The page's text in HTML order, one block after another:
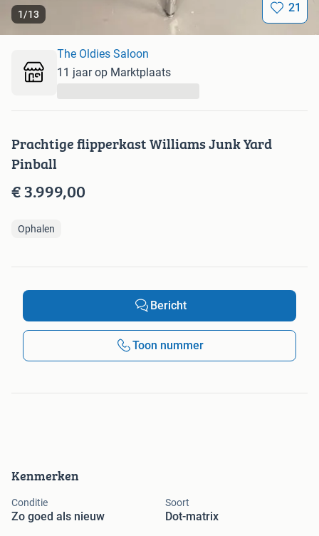
1/13 21
Kenmerken
Conditie
Zo goed als nieuw
Soort
Dot-matrix
Prachtige flipperkast Williams Junk Yard
Pinball
€ 3.999,00
Ophalen
The Oldies Saloon
11 jaar op Marktplaats
Bericht
Toon nummer